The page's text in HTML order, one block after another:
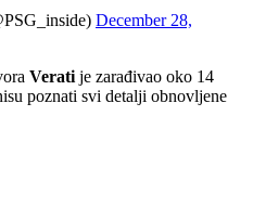
December 28,
Verati je zarađivao oko 14
poznati svi detalji obnovljene